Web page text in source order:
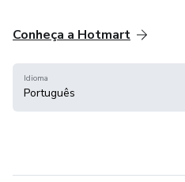
Conheça a Hotmart
Idioma
Português